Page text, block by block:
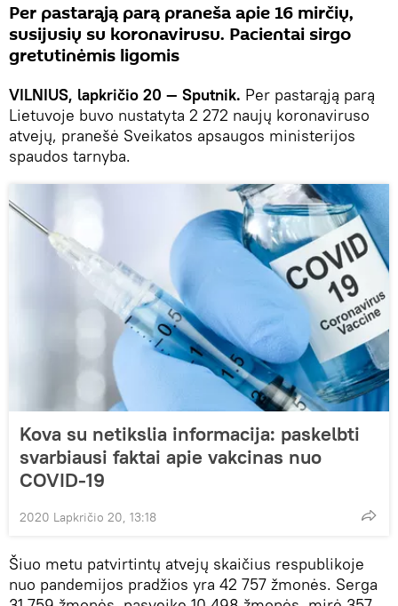
Per pastarąją parą praneša apie 16 mirčių,
susijusių su koronavirusu. Pacientai sirgo
gretutinėmis ligomis
VILNIUS, lapkričio 20 — Sputnik. Per pastarąją parą
Lietuvoje buvo nustatyta 2 272 naujų koronaviruso
atvejų, pranešė Sveikatos apsaugos ministerijos
spaudos tarnyba.
Kova su netikslia informacija: paskelbti
svarbiausi faktai apie vakcinas nuo
COVID-19
2020 Lapkričio 20, 13:18
Šiuo metu patvirtintų atvejų skaičius respublikoje
nuo pandemijos pradžios yra 42 757 žmonės. Serga